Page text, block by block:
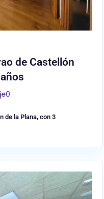
de Castellón
0
de la Plana, con 3